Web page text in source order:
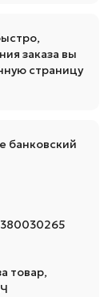
заказа вы
страницу
банковский
товар,